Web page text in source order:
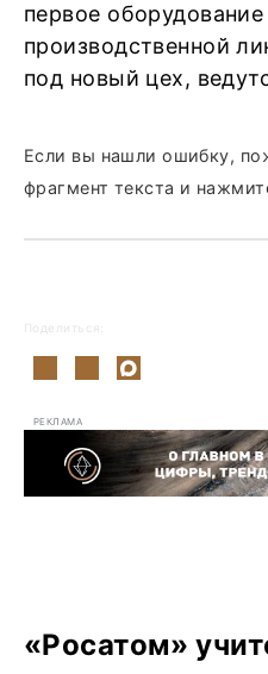
первое
производственной
под новый цех,
Если вы нашли ошибку,
фрагмент текста и
Поделиться:
РЕКЛАМА
«Росатом»